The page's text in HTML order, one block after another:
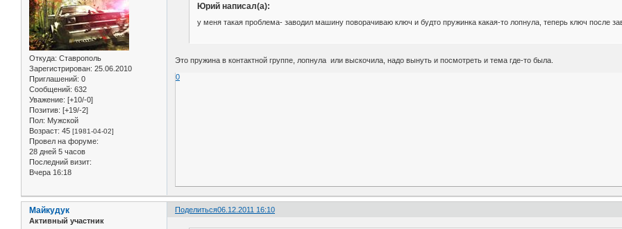
Откуда: Ставрополь
Зарегистрирован: 25.06.2010
Приглашений: 0
Сообщений: 632
Уважение: [+10/-0]
Позитив: [+19/-2]
Пол: Мужской
Возраст: 45 [1981-04-02]
Провел на форуме:
28 дней 5 часов
Последний визит:
Вчера 16:18
Юрий написал(а):
у меня такая проблема- заводил машину поворачиваю ключ и будто пружинка какая-то лопнула, теперь ключ после
Это пружина в контактной группе, лопнула или выскочила, надо вынуть и посмотреть и тема где-то была.
0
Поделиться06.12.2011 16:10
Майкудук
Активный участник